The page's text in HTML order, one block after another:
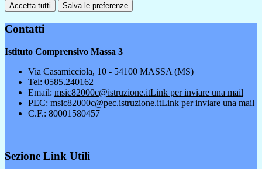
Accetta tutti Salva le preferenze
Contatti
Istituto Comprensivo Massa 3
Via Casamicciola, 10 - 54100 MASSA (MS)
Tel: 0585.240162
Email: msic82000c@istruzione.itLink per inviare una mail
PEC: msic82000c@pec.istruzione.itLink per inviare una mail
C.F.: 80001580457
Sezione Link Utili